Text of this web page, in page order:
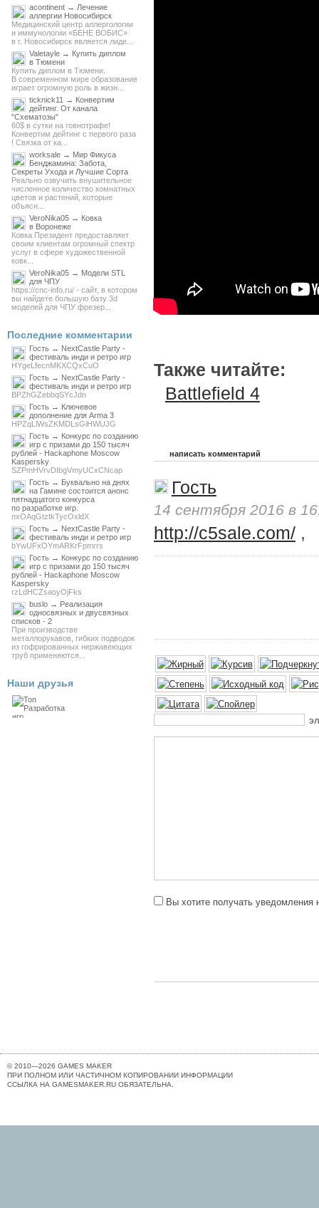
Также читайте:
Battlefield 4
написать комментарий
Гость
14 сентября 2016 в
http://c5sale.com/,
Вы хотите получать
acontinent → Лечение
аллергии Новосибирск
Медицинский центр аллергологии
и иммунологии «БЕНЕ ВОБИС»
в г. Новосибирск является лиде...
Valetayle → Купить диплом
в Тюмени
Купить диплом в Тюмени.
В современном мире образование
играет огромную роль в жизн...
ticknick11 → Конвертим
дейтинг. От канала
"Схематозы"
60$ в сутки на говнотрафе!
Конвертим дейтинг с первого раза
! Связка от ка...
worksale → Мир Фикуса
Бенджамина: Забота,
Секреты Ухода и Лучшие Сорта
Реально озвучить внушительное
численное количество комнатных
цветов и растений, которые
объясн...
VeroNika05 → Ковка
в Воронеже
Ковка Президент предоставляет
своим клиентам огромный спектр
услуг в сфере художественной
ковк...
VeroNika05 → Модели STL
для ЧПУ
https://cnc-info.ru/ - сайт, в котором
вы найдете большую базу 3d
моделей для ЧПУ фрезер...
Последние комментарии
Гость → NextCastle Party -
фестиваль инди и ретро игр
HYgeLfecnMKXCQxCuO
Гость → NextCastle Party -
фестиваль инди и ретро игр
BPZhGZebbqSYcJdn
Гость → Ключевое
дополнение для Arma 3
HPZqLlWsZKMDLsGiHWUJG
Гость → Конкурс по созданию
игр с призами до 150 тысяч
рублей - Hackaphone Moscow
Kaspersky
SZPmHVrvDIbgVmyUCxCNcap
Гость → Буквально на днях
на Гамине состоится анонс
пятнадцатого конкурса
по разработке игр.
nxOAqGtztkTycOxldX
Гость → NextCastle Party -
фестиваль инди и ретро игр
bYwUFxOYmARKrFpmrrs
Гость → Конкурс по созданию
игр с призами до 150 тысяч
рублей - Hackaphone Moscow
Kaspersky
rzLdHCZsaoyOjFks
buslo → Реализация
односвязных и двусвязных
списков - 2
При производстве
металлорукавов, гибких подводок
из гофрированных нержавеющих
труб применяются...
Наши друзья
© 2010—2026 GAMES MAKER
ПРИ ПОЛНОМ ИЛИ ЧАСТИЧНОМ КОПИРОВАНИИ ИНФОРМАЦИИ
ССЫЛКА НА GAMESMAKER.RU ОБЯЗАТЕЛЬНА.